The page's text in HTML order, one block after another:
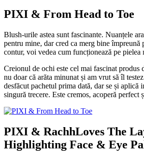
PIXI & From Head to Toe
Blush-urile astea sunt fascinante. Nuanțele
pentru mine, dar cred ca merg bine împreună
contur, voi vedea cum funcționează pe pielea
Creionul de ochi este cel mai fascinat produs
nu doar că arăta minunat și am vrut să îl
desfăcut pachetul prima dată, dar se și aplică
singură trecere. Este cremos, acoperă perfect
PIXI & RachhLoves The
Highlighting Face & Eye